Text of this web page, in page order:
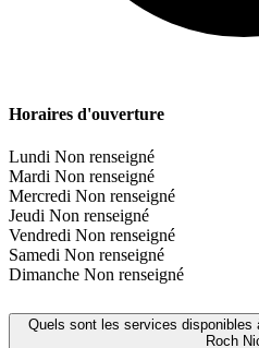
Horaires d'ouverture
Lundi Non renseigné
Mardi Non renseigné
Mercredi Non renseigné
Jeudi Non renseigné
Vendredi Non renseigné
Samedi Non renseigné
Dimanche Non renseigné
Quels sont les services
Roch